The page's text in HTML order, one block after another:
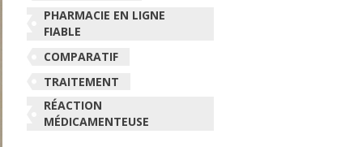
PHARMACIE EN LIGNE
FIABLE
COMPARATIF
TRAITEMENT
RÉACTION
MÉDICAMENTEUSE